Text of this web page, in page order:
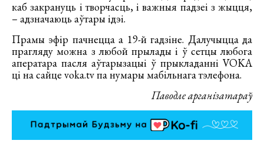
каб закрануць і творчасць, і важныя падзеі з жыцця,
– адзначаюць аўтары ідэі.
Прамы эфір пачнецца а 19-й гадзіне. Далучыцца да
прагляду можна з любой прылады і ў сетцы любога
аператара пасля аўтарызацыі ў прыкладанні VOKA
ці на сайце voka.tv па нумары мабільнага тэлефона.
Паводле арганізатараў